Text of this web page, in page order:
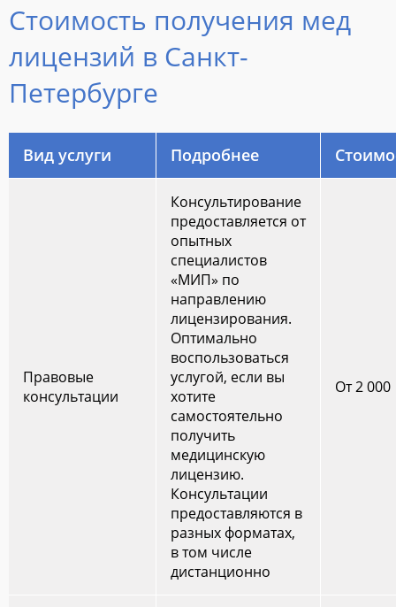
Стоимость получения мед
лицензий в Санкт-
Петербурге
Вид услуги Подробнее
Правовые
консультации
Консультирование
предоставляется от
опытных
специалистов
«МИП» по
направлению
лицензирования.
Оптимально
воспользоваться
услугой, если вы
хотите
самостоятельно
получить
медицинскую
лицензию.
Консультации
предоставляются в
разных форматах,
в том числе
дистанционно
От 2 000